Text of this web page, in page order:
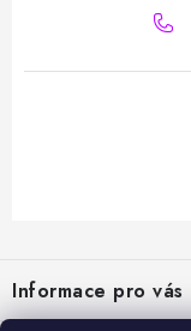
pInformace pro vás